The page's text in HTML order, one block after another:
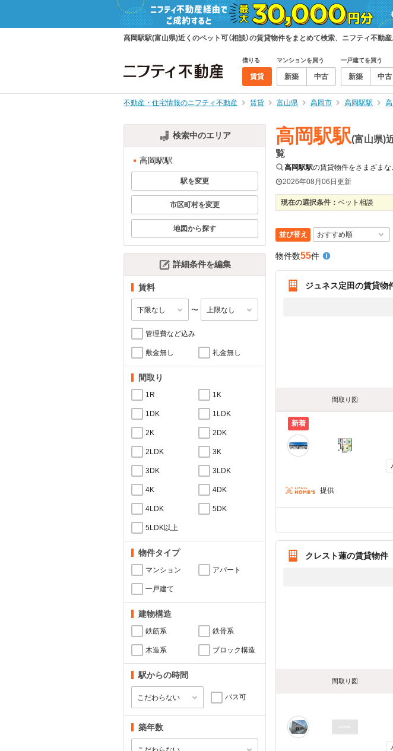
高岡駅駅(富山県)近くのペット可（相談）の賃貸物件をまとめて検索、ニフティ不動
借りる
賃貸
マンションを買う
新築 中古
一戸建てを買う
新築 中古
不動産・住宅情報のニフティ不動産 賃貸 富山県 高岡市 高岡駅駅
検索中のエリア
高岡駅駅
駅を変更
市区町村を変更
地図から探す
詳細条件を編集
賃料
〜
管理費など込み
敷金無し 礼金無し
間取り
1R 1K
1DK 1LDK
2K 2DK
2LDK 3K
3DK 3LDK
4K 4DK
4LDK 5DK
5LDK以上
物件タイプ
マンション アパート
一戸建て
建物構造
鉄筋系 鉄骨系
木造系 ブロック構造
駅からの時間
バス可
築年数
高岡駅駅(富山県)
覧
高岡駅駅の賃貸物件をさまざまな
2026年08月06日更新
現在の選択条件： ペット相談
並び替え
物件数55件
ジュネス定田の賃貸物
間取り図
新着
提供
クレスト蓮の賃貸物件
間取り図